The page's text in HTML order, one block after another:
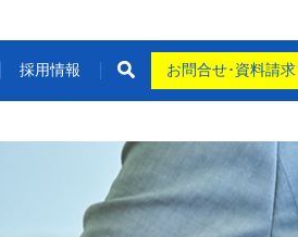
採用情報 お問合せ･資料請求